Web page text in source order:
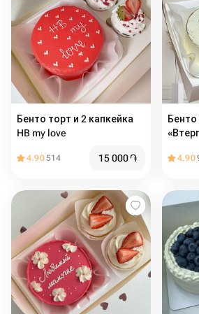
Бенто торт и 2 капкейка
HB my love
4.90514 15 000֏
Бенто
4.90